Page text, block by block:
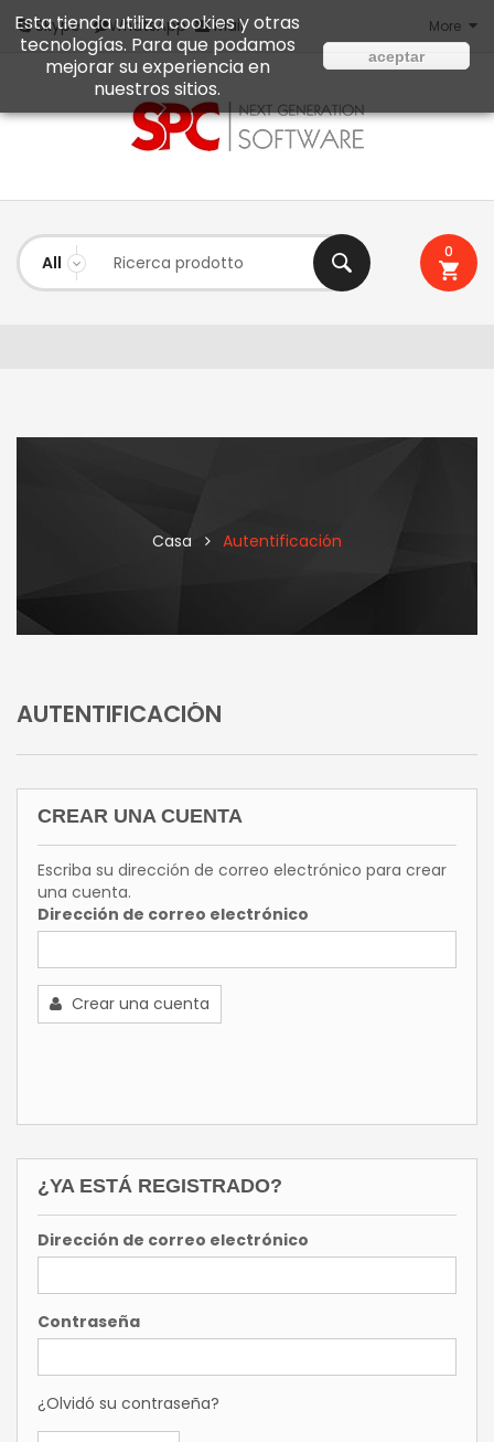
Skype WhatsApp Mail More
0
Casa Autentificación
AUTENTIFICACIÓN
CREAR UNA CUENTA
Escriba su dirección de correo electrónico para crear
una cuenta.
Dirección de correo electrónico
Crear una cuenta
¿YA ESTÁ REGISTRADO?
Dirección de correo electrónico
Contraseña
¿Olvidó su contraseña?
Esta tienda utiliza cookies y otras
tecnologías. Para que podamos
mejorar su experiencia en
nuestros sitios.
aceptar